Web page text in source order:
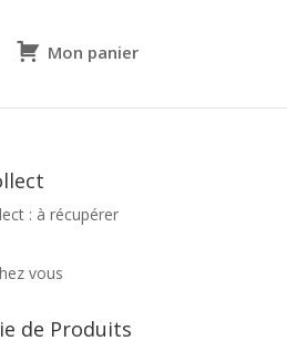
Mon panier
: à récupérer
vous
de Produits